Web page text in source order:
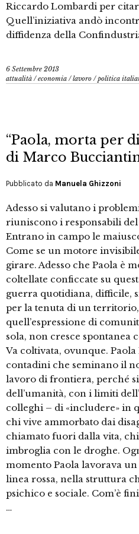
Riccardo Lombardi per
Quell’iniziativa andò
diffidenza della
6 Settembre 2013
attualità /economia /lavoro /politica
“Paola, morta per
di Marco
Pubblicato da Manuela Ghizzoni
Adesso si valutano i
riuniscono i responsabili
Entrano in campo le
Come se un motore
girare. Adesso che Paola è
coltellate conficcate su
guerra quotidiana, difficile,
per la tenuta di un territorio,
quell’espressione di
sola, non cresce spontanea
Va coltivata, ovunque.
contadini che seminano il
lavoro di frontiera, perché
dell’umanità, con i limiti
colleghi – di «includere» in
chi vive ammorbato dai
chiamato fuori dalla vita,
imbroglia con le droghe.
momento Paola lavorava un
linea rossa, nella struttura
psichico e sociale. Com’è
…